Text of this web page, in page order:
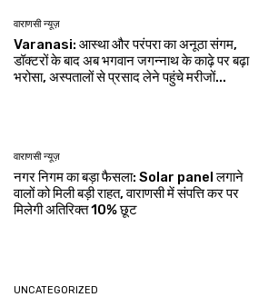
वाराणसी न्यूज़
Varanasi: आस्था और परंपरा का अनूठा संगम,
डॉक्टरों के बाद अब भगवान जगन्नाथ के काढ़े पर बढ़ा
भरोसा, अस्पतालों से प्रसाद लेने पहुंचे मरीजों...
वाराणसी न्यूज़
नगर निगम का बड़ा फैसला: Solar panel लगाने
वालों को मिली बड़ी राहत, वाराणसी में संपत्ति कर पर
मिलेगी अतिरिक्त 10% छूट
UNCATEGORIZED